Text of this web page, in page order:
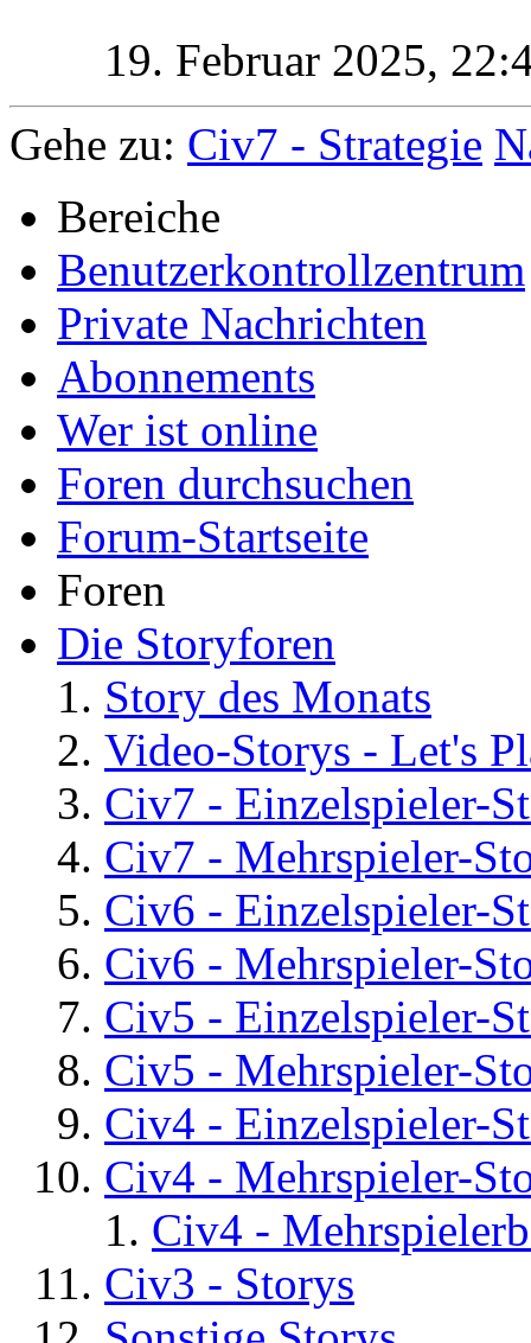
19. Februar 2025,
Gehe zu: Civ7 - Strategie
Bereiche
Benutzerkontrollzentrum
Private Nachrichten
Abonnements
Wer ist online
Foren durchsuchen
Forum-Startseite
Foren
Die Storyforen
Story des Monats
Video-Storys - Let's
Civ7 - Einzelspieler-
Civ7 - Mehrspieler-
Civ6 - Einzelspieler-
Civ6 - Mehrspieler-
Civ5 - Einzelspieler-
Civ5 - Mehrspieler-
Civ4 - Einzelspieler-
Civ4 - Mehrspieler-
Civ4 -
Civ3 - Storys